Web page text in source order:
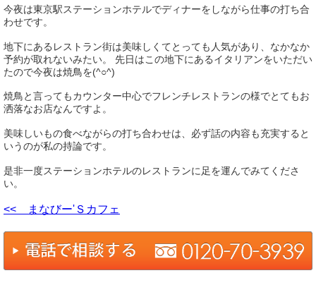
今夜は東京駅ステーションホテルでディナーをしながら仕事の打ち合
わせです。
地下にあるレストラン街は美味しくてとっても人気があり、なかなか
予約が取れないみたい。 先日はこの地下にあるイタリアンをいただい
たので今夜は焼鳥を(^○^)
焼鳥と言ってもカウンター中心でフレンチレストランの様でとてもお
洒落なお店なんですよ。
美味しいもの食べながらの打ち合わせは、必ず話の内容も充実すると
いうのが私の持論です。
是非一度ステーションホテルのレストランに足を運んでみてくださ
い。
<< まなびー'Ｓカフェ